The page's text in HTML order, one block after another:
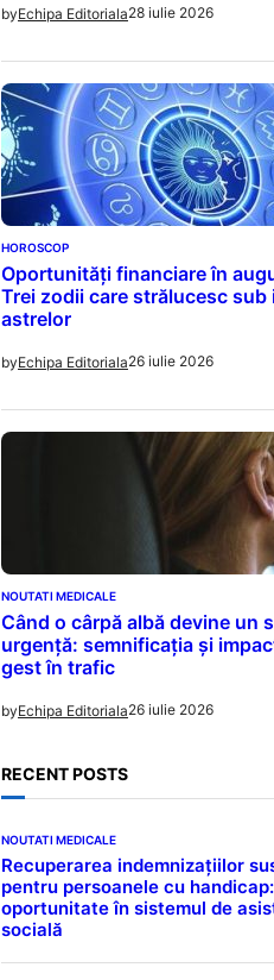
byEchipa Editoriala28 iulie 2026
HOROSCOP
Oportunități financiare în
Trei zodii care strălucesc
astrelor
byEchipa Editoriala26 iulie 2026
NOUTATI MEDICALE
Când o cârpă albă devine un
urgență: semnificația și
gest în trafic
byEchipa Editoriala26 iulie 2026
RECENT POSTS
NOUTATI MEDICALE
Recuperarea indemnizațiilor
pentru persoanele cu
oportunitate în sistemul de
socială